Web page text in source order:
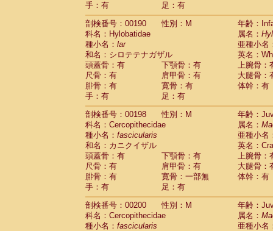
手：有
足：有
剖検番号：00190
性別：M
年齢：
科名：Hylobatidae
属名：
種小名： lar
亜種小名
和名：シロテテナガザル
英名：
頭蓋骨：有
下顎骨：有
上腕骨：
尺骨：有
肩甲骨：有
大腿骨：
腓骨：有
寛骨：有
体幹：有
手：有
足：有
剖検番号：00198
性別：M
年齢：
科名：Cercopithecidae
属名：
種小名： fascicularis
亜種小名
和名：カニクイザル
英名：
頭蓋骨：有
下顎骨：有
上腕骨：
尺骨：有
肩甲骨：有
大腿骨：
腓骨：有
寛骨：一部無
体幹：有
手：有
足：有
剖検番号：00200
性別：M
年齢：
科名：Cercopithecidae
属名：
種小名： fascicularis
亜種小名